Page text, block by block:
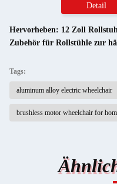
Detail
Hervorheben: 12 Zoll
Zubehör für Rollstühle zur
Tags:
aluminum alloy electric wheelchair
brushless motor wheelchair for